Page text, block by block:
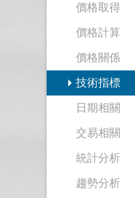
價格取得
價格計算
價格關係
技術指標
日期相關
交易相關
統計分析
趨勢分析